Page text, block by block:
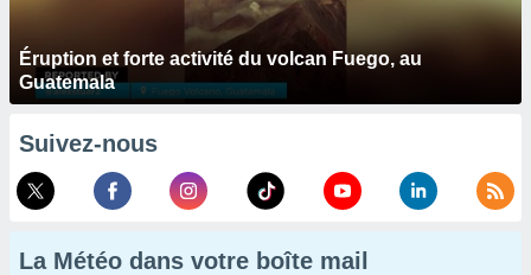
Éruption et forte activité du volcan Fuego, au
Guatemala
Suivez-nous
La Météo dans votre boîte mail